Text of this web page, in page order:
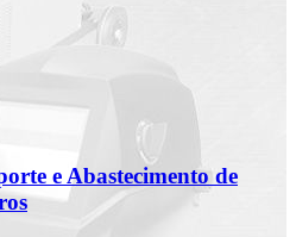
e Abastecimento de